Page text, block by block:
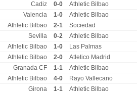
Cadiz 0-0
Athletic Bilbao
Valencia 1-0
Athletic Bilbao
Athletic Bilbao 2-1
Sociedad
Sevilla 0-2
Athletic Bilbao
Athletic Bilbao 1-0
Las Palmas
Athletic Bilbao 2-0
Atletico Madrid
Granada CF 1-1
Athletic Bilbao
Athletic Bilbao 4-0
Rayo Vallecano
Girona 1-1
Athletic Bilbao